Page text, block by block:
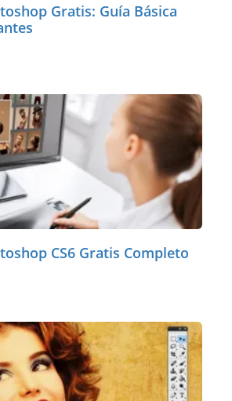
Gratis: Guía Básica
CS6 Gratis Completo